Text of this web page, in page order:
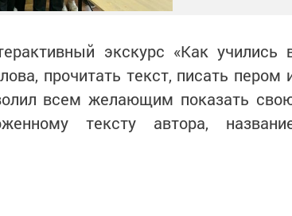
экскурс «Как учились
прочитать текст, писать пером
всем желающим показать
тексту автора,